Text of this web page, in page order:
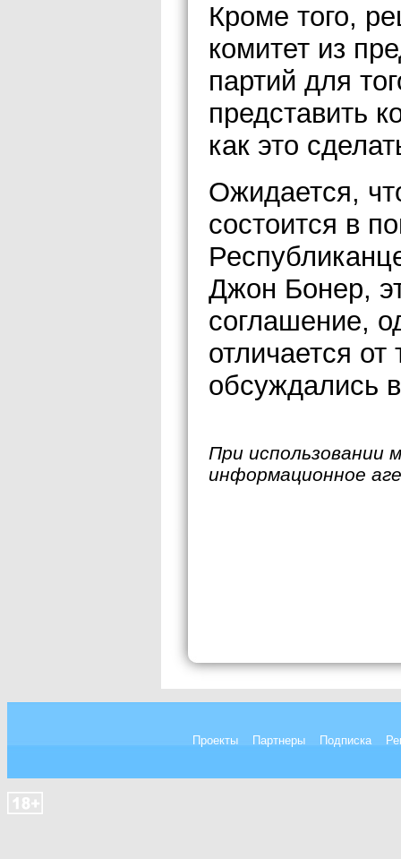
Кроме того,
комитет из
партий для
представить
как это
Ожидается,
состоится в
Джон Бонер,
соглашение,
отличается
обсуждались
При использовании
информационное
Проекты Партнеры Подписка